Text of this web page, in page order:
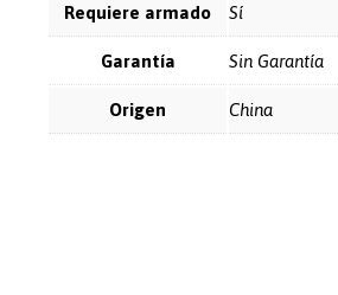
Requiere armado Sí
Garantía Sin Garantía
Origen China